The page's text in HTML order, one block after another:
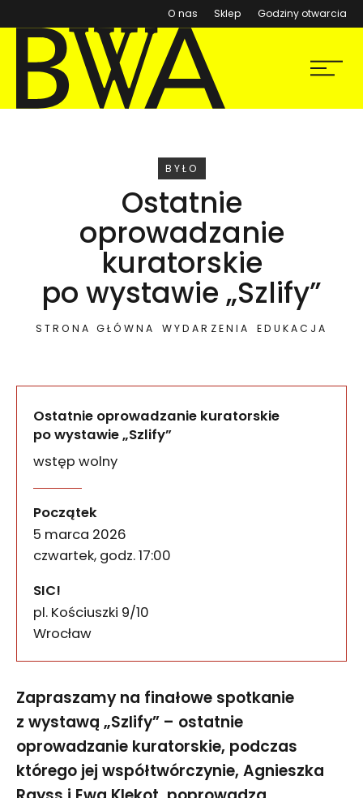
O nas Sklep (otwiera się w nowym
Godziny otwarcia
BWA Wrocław
Galerie Sztuki Współczesnej
Menu
WYDARZENIE
BYŁO
Ostatnie
oprowadzanie
kuratorskie
po wystawie „Szlify”
STRONA GŁÓWNA WYDARZENIA EDUKACJA
Ostatnie oprowadzanie kuratorskie
po wystawie „Szlify”
wstęp wolny
Zapraszamy na finałowe spotkanie z wystawą
Początek
5 marca 2026
czwartek, godz. 17:00
SIC!
pl. Kościuszki 9/10
50-028
Wrocław
Zapraszamy na finałowe spotkanie
z wystawą „Szlify” – ostatnie
oprowadzanie kuratorskie, podczas
którego jej współtwórczynie, Agnieszka